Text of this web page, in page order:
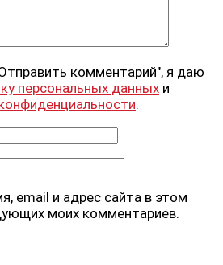
комментарий", я даю
персональных данных и
.
email и адрес сайта в этом
моих комментариев.